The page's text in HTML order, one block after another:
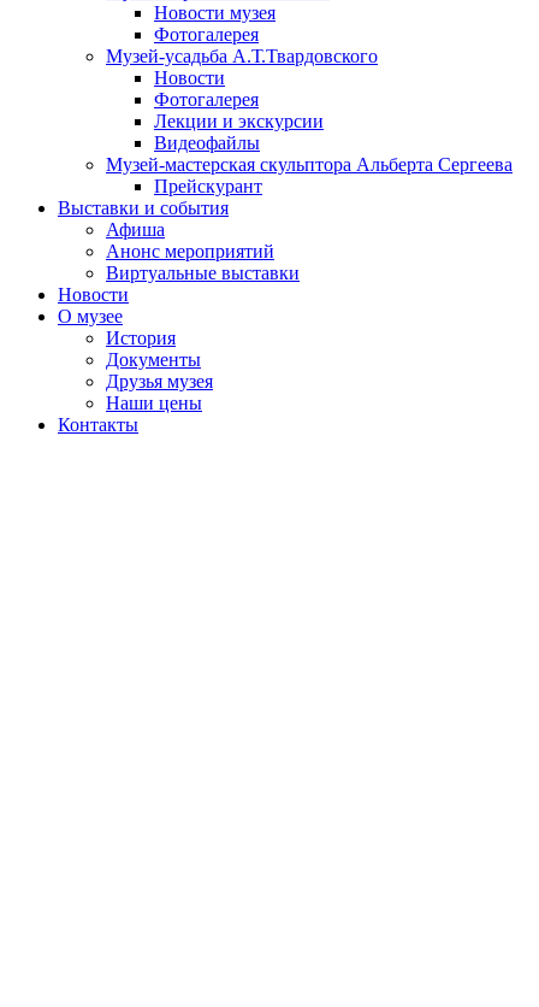
Новости музея
Фотогалерея
Музей-усадьба А.Т.Твардовского
Новости
Фотогалерея
Лекции и экскурсии
Видеофайлы
Музей-мастерская скульптора Альберта Сергеева
Прейскурант
Выставки и события
Афиша
Анонс мероприятий
Виртуальные выставки
Новости
О музее
История
Документы
Друзья музея
Наши цены
Контакты